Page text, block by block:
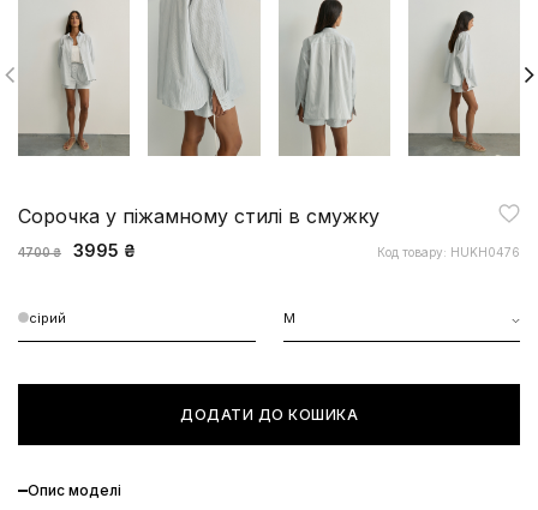
Сорочка у піжамному стилі в смужку
4700 ₴ 3995 ₴ Код товару: HUKH0476
сірий M
ДОДАТИ ДО КОШИКА
Опис моделі